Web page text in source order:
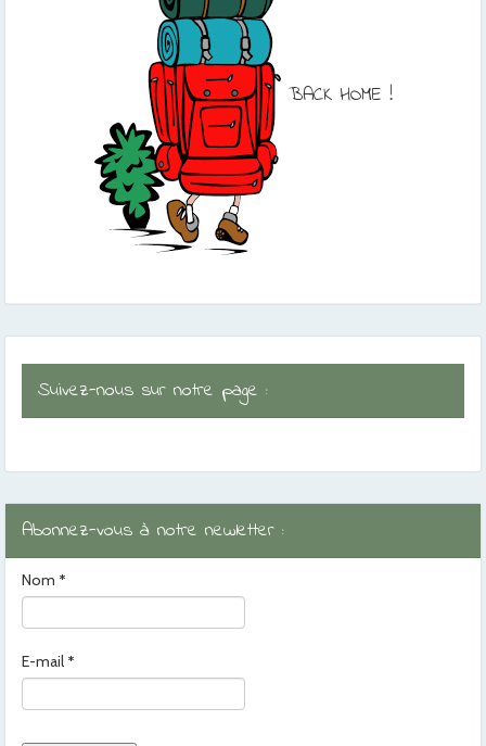
BACK HOME !
Suivez-nous sur notre page :
Abonnez-vous à notre newletter :
Nom *
E-mail *